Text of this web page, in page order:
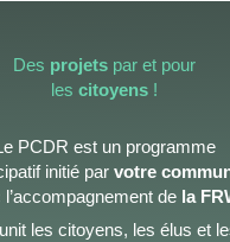
Des projets par et pour
les citoyens !
PCDR est un programme
initié parvotre
l’accompagnement de la
les citoyens, les élus et